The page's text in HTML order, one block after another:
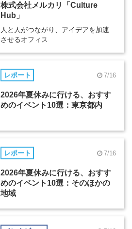
株式会社メルカリ「Culture
Hub」
人と人がつながり、アイデアを加速
させるオフィス
レポート 7/16
2026年夏休みに行ける、おすす
めのイベント10選：東京都内
レポート 7/16
2026年夏休みに行ける、おすす
めのイベント10選：そのほかの
地域